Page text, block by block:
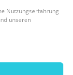
Nutzungserfahrung
unseren